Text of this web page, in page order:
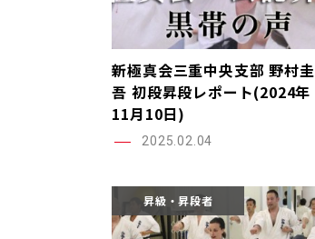
新極真会三重中央支部 野村圭
吾 初段昇段レポート(2024年
11月10日)
2025.02.04
昇級・昇段者